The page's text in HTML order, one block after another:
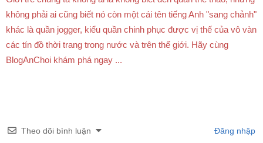
không phải ai cũng biết nó còn một cái tên tiếng Anh "sang chảnh"
khác là quần jogger, kiểu quần chinh phục được vị thế của vô vàn
các tín đồ thời trang trong nước và trên thế giới. Hãy cùng
BlogAnChoi khám phá ngay ...
Theo dõi bình luận Đăng nhập